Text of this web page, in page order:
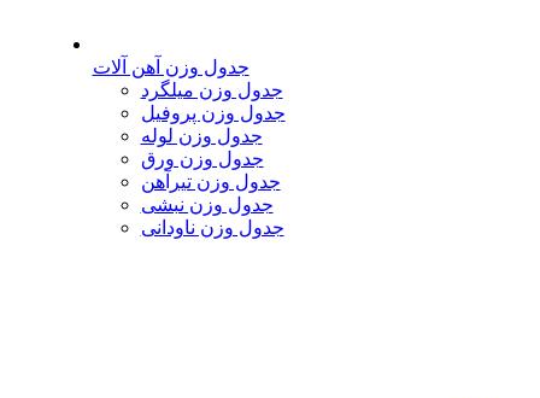
جدول وزن آهن آلات
جدول وزن میلگرد
جدول وزن پروفیل
جدول وزن لوله
جدول وزن ورق
جدول وزن تیرآهن
جدول وزن نبشی
جدول وزن ناودانی